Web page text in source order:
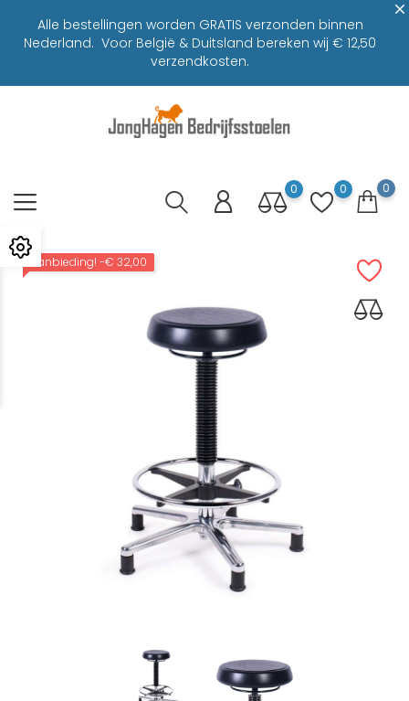
Alle bestellingen worden GRATIS verzonden binnen
Nederland. Voor België & Duitsland bereken wij € 12,50
verzendkosten.
0 0 0
Aanbieding! -€ 32,00